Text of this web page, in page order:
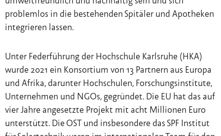
problemlos in die bestehenden Spitäler und Apotheken
integrieren lassen.
Unter Federführung der Hochschule Karlsruhe (HKA)
wurde 2021 ein Konsortium von 13 Partnern aus Europa
und Afrika, darunter Hochschulen, Forschungsinstitute,
Unternehmen und NGOs, gegründet. Die EU hat das auf
vier Jahre angesetzte Projekt mit acht Millionen Euro
unterstützt. Die OST und insbesondere das SPF Institut